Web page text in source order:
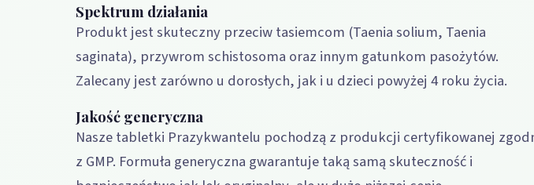
Spektrum działania
Produkt jest skuteczny przeciw tasiemcom (Taenia solium, Taenia
saginata), przywrom schistosoma oraz innym gatunkom pasożytów.
Zalecany jest zarówno u dorosłych, jak i u dzieci powyżej 4 roku życia.
Jakość generyczna
Nasze tabletki Prazykwantelu pochodzą z produkcji certyfikowanej
z GMP. Formuła generyczna gwarantuje taką samą skuteczność i